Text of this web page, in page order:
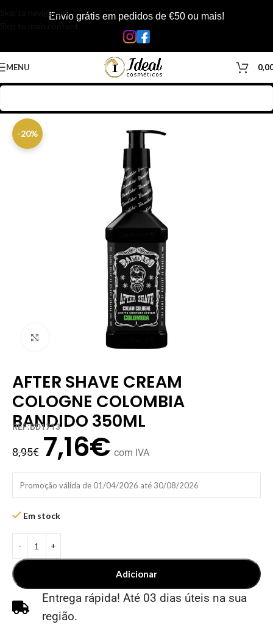
Skip to navigationEnvio grátis em pedidos de €50 ou mais!
MENU
-20%
Clique para ampliar
AFTER SHAVE CREAM
COLOGNE COLOMBIA
BANDIDO 350ML
REF:BD1713
8,95€ 7,16€ com IVA
Promoção válida de 01/04/2026 até 30/08/2026
Em stock
Adicionar
Entrega rápida! Até 03 dias úteis na sua
região.